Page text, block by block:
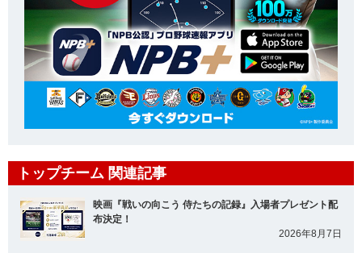
トップチーム 関連記事
映画『戦いの向こう 侍たちの記録』入場者プレゼント配
布決定！
2026年8月7日